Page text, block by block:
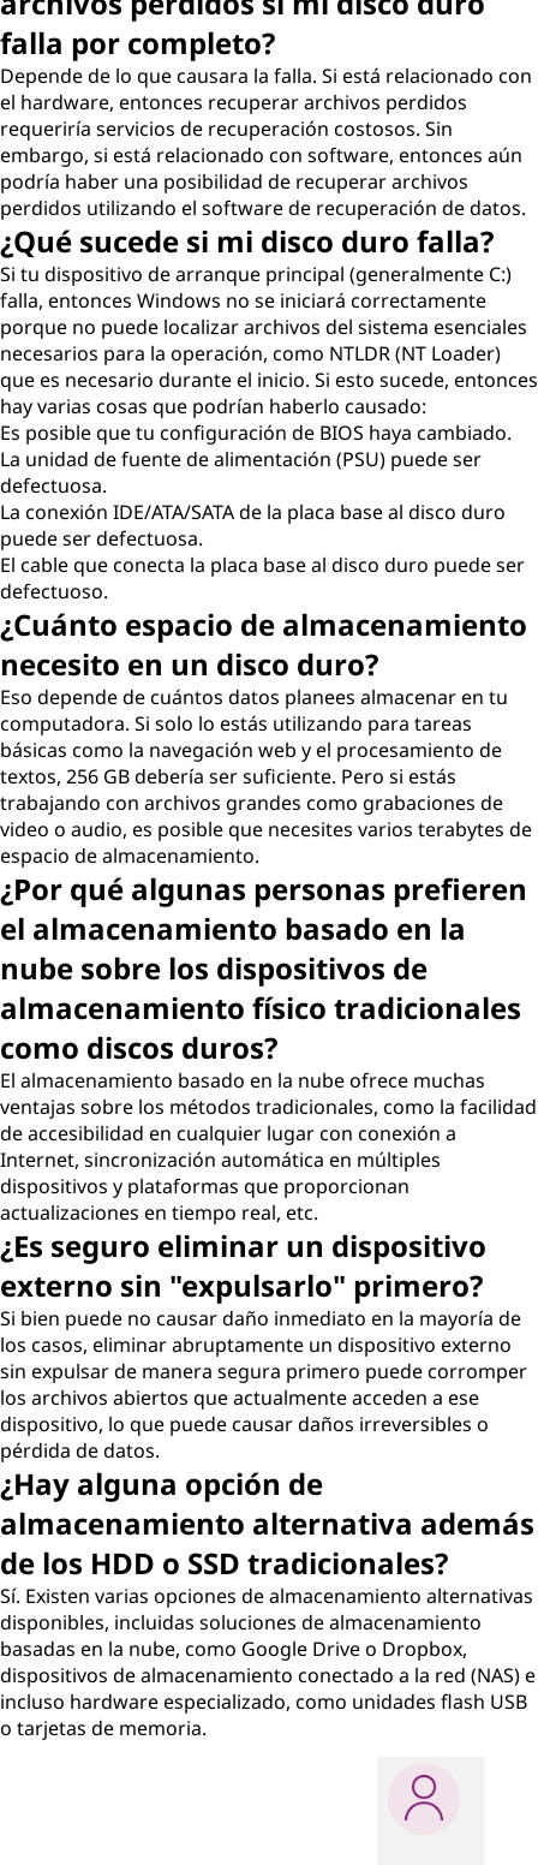
falla por completo?
Depende de lo que causara la falla. Si está relacionado con
el hardware, entonces recuperar archivos perdidos
requeriría servicios de recuperación costosos. Sin
embargo, si está relacionado con software, entonces aún
podría haber una posibilidad de recuperar archivos
perdidos utilizando el software de recuperación de datos.
¿Qué sucede si mi disco duro falla?
Si tu dispositivo de arranque principal (generalmente C:)
falla, entonces Windows no se iniciará correctamente
porque no puede localizar archivos del sistema esenciales
necesarios para la operación, como NTLDR (NT Loader)
que es necesario durante el inicio. Si esto sucede, entonces
hay varias cosas que podrían haberlo causado:
Es posible que tu configuración de BIOS haya cambiado.
La unidad de fuente de alimentación (PSU) puede ser
defectuosa.
La conexión IDE/ATA/SATA de la placa base al disco duro
puede ser defectuosa.
El cable que conecta la placa base al disco duro puede ser
defectuoso.
¿Cuánto espacio de almacenamiento
necesito en un disco duro?
Eso depende de cuántos datos planees almacenar en tu
computadora. Si solo lo estás utilizando para tareas
básicas como la navegación web y el procesamiento de
textos, 256 GB debería ser suficiente. Pero si estás
trabajando con archivos grandes como grabaciones de
video o audio, es posible que necesites varios terabytes de
espacio de almacenamiento.
¿Por qué algunas personas prefieren
el almacenamiento basado en la
nube sobre los dispositivos de
almacenamiento físico tradicionales
como discos duros?
El almacenamiento basado en la nube ofrece muchas
ventajas sobre los métodos tradicionales, como la facilidad
de accesibilidad en cualquier lugar con conexión a
Internet, sincronización automática en múltiples
dispositivos y plataformas que proporcionan
actualizaciones en tiempo real, etc.
¿Es seguro eliminar un dispositivo
externo sin "expulsarlo" primero?
Si bien puede no causar daño inmediato en la mayoría de
los casos, eliminar abruptamente un dispositivo externo
sin expulsar de manera segura primero puede corromper
los archivos abiertos que actualmente acceden a ese
dispositivo, lo que puede causar daños irreversibles o
pérdida de datos.
¿Hay alguna opción de
almacenamiento alternativa además
de los HDD o SSD tradicionales?
Sí. Existen varias opciones de almacenamiento alternativas
disponibles, incluidas soluciones de almacenamiento
basadas en la nube, como Google Drive o Dropbox,
dispositivos de almacenamiento conectado a la red (NAS) e
incluso hardware especializado, como unidades flash USB
o tarjetas de memoria.